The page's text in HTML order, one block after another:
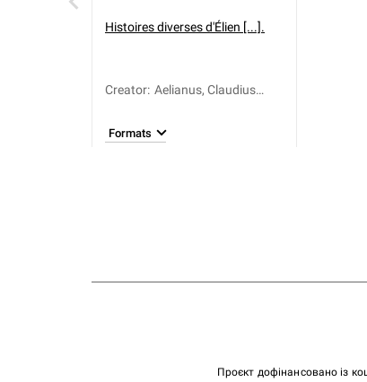
Histoires diverses d'Élien [...].
Creator: Aelianus, Claudius
Formats
Проєкт дофінансовано із